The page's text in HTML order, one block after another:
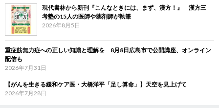
現代書林から新刊『こんなときには、まず、漢方！』 漢方三
考塾の15人の医師や薬剤師が執筆
2026年8月5日
重症筋無力症への正しい知識と理解を 8月8日広島市で公開講座、オンライン
配信も
2026年7月31日
【がんを生きる緩和ケア医・大橋洋平「足し算命」】天空を見上げて
2026年7月28日